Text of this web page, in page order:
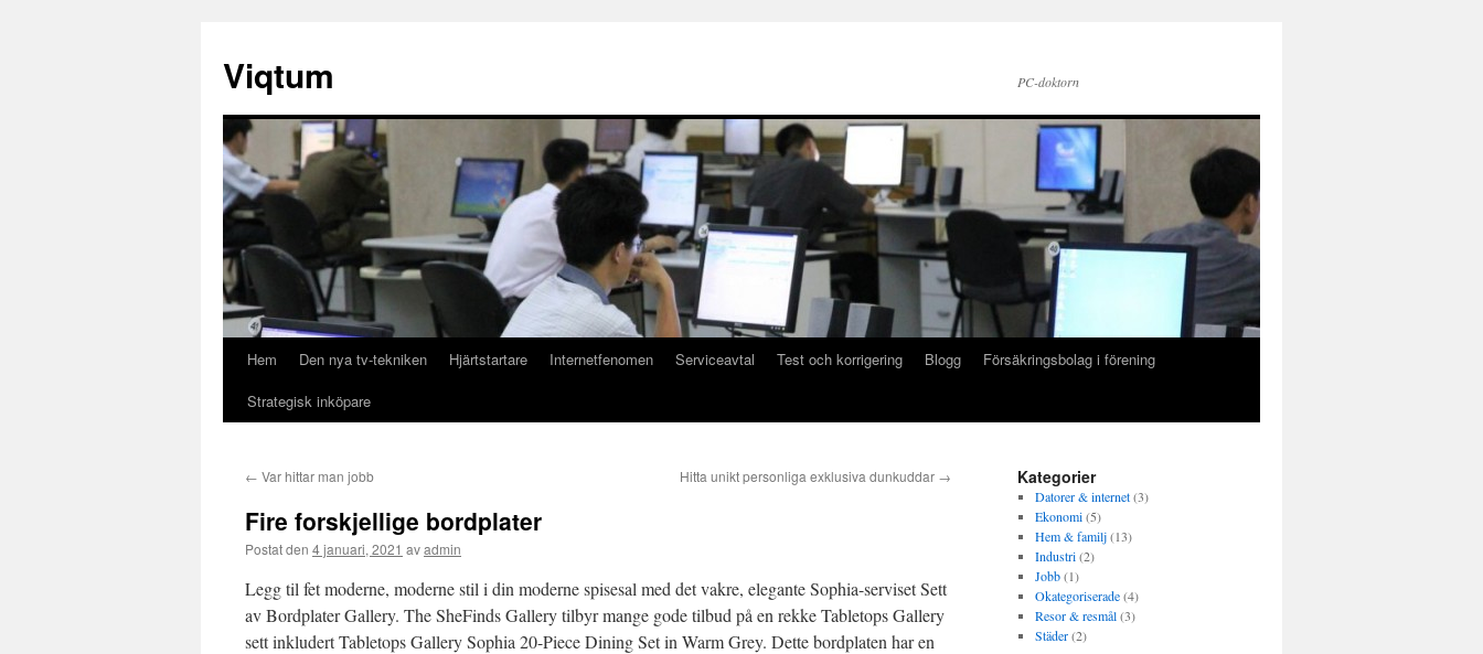
innehåll
Viqtum PC-doktorn
Hem Den nya tv-tekniken Hjärtstartare Internetfenomen Serviceavtal Test och korrigering Blogg
Försäkringsbolag i förening
Strategisk inköpare
← Var hittar man jobb Hitta unikt personliga exklusiva dunkuddar →
Fire forskjellige bordplater
Postat den 4 januari, 2021 avadmin
Legg til fet moderne, moderne stil i din moderne spisesal med det vakre, elegante Sophia-serviset Sett
av Bordplater Gallery. The SheFinds Gallery tilbyr mange gode tilbud på en rekke Tabletops Gallery
sett inkludert Tabletops Gallery Sophia 20-Piece Dining Set in Warm Grey. Dette bordplaten har en
Kategorier
Datorer & internet(3)
Ekonomi(5)
Hem & familj(13)
Industri(2)
Jobb(1)
Okategoriserade(4)
Resor & resmål(3)
Städer(2)